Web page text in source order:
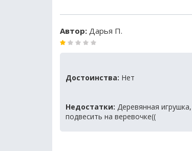
Автор: Дарья П.
Достоинства: Нет
Недостатки: Деревянная
подвесить на веревочке((